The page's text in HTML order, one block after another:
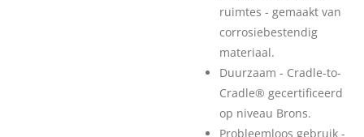
ruimtes - gemaakt van
corrosiebestendig
materiaal.
Duurzaam - Cradle-to-
Cradle® gecertificeerd
op niveau Brons.
Probleemloos gebruik -